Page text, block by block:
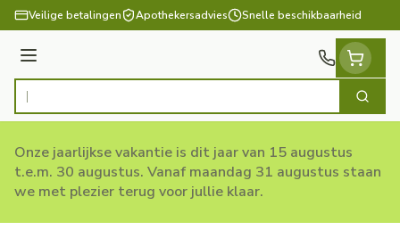
Ga naar de inhoud
Veilige betalingen Apothekersadvies Snelle beschikbaarheid
Menu
Product, merk, categorie... Zoek
Onze jaarlijkse vakantie is dit jaar van 15 augustus
t.e.m. 30 augustus. Vanaf maandag 31 augustus staan
we met plezier terug voor jullie klaar.